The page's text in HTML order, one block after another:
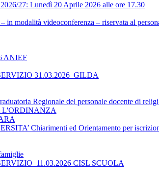
27: Lunedì 20 Aprile 2026 alle ore 17.30
in modalità videoconferenza – riservata al
ANIEF
31.03.2026_GILDA
Regionale del personale docente di
L'ORDINANZA
Chiarimenti ed Orientamento per
CISL SCUOLA